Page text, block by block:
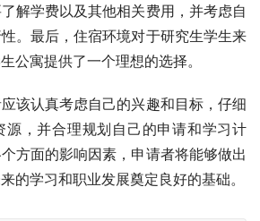
解学费以及其他相关费用，并考虑自
。最后，住宿环境对于研究生学生来
公寓提供了一个理想的选择。
该认真考虑自己的兴趣和目标，仔细
源，并合理规划自己的申请和学习计
方面的影响因素，申请者将能够做出
的学习和职业发展奠定良好的基础。